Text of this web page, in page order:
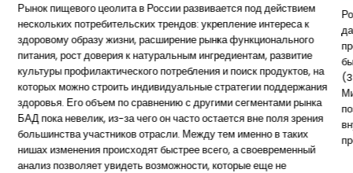
Рынок пищевого цеолита в России развивается под действием
нескольких потребительских трендов: укрепление интереса к
здоровому образу жизни, расширение рынка функционального
питания, рост доверия к натуральным ингредиентам, развитие
культуры профилактического потребления и поиск продуктов, на
которых можно строить индивидуальные стратегии поддержания
здоровья. Его объем по сравнению с другими сегментами рынка
БАД пока невелик, из-за чего он часто остается вне поля зрения
большинства участников отрасли. Между тем именно в таких
нишах изменения происходят быстрее всего, а своевременный
анализ позволяет увидеть возможности, которые еще не